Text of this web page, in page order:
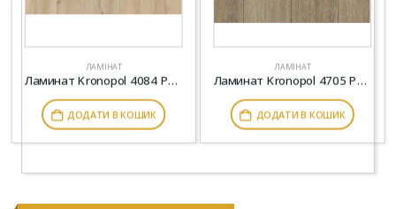
ЛАМІНАТ
Ламинат Kronopol 4084 Parfe Floor 4V Дуб Лерос
ДОДАТИ В КОШИК
ЛАМІНАТ
Ламинат Kronopol 4705 Parfe Floor Narrow 4V Дуб Бове
ДОДАТИ В КОШИК